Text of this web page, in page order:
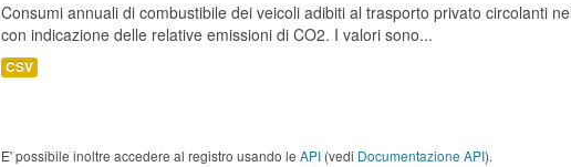
Consumi annuali di combustibile dei veicoli adibiti al trasporto privato circolanti
con indicazione delle relative emissioni di CO2. I valori sono...
CSV
E' possibile inoltre accedere al registro usando le API (vedi Documentazione API).